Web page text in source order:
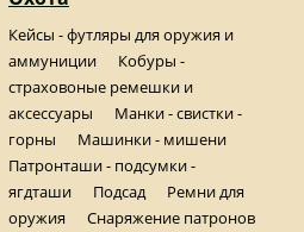
Кейсы - футляры для оружия и
аммуниции
Кобуры -
страховоные ремешки и
аксессуары
Манки - свистки -
горны
Машинки - мишени
Патронташи - подсумки -
ягдташи
Подсад
Ремни для
оружия
Снаряжение патронов